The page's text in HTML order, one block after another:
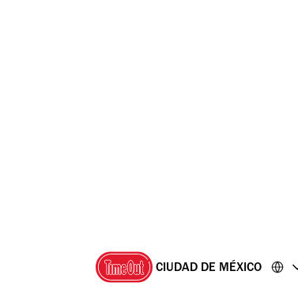
CIUDAD DE MÉXICO